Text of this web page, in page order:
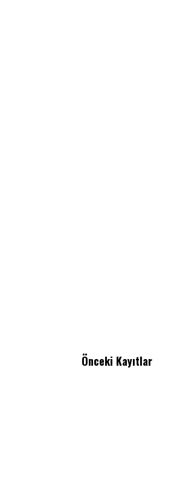
Önceki Kayıtlar